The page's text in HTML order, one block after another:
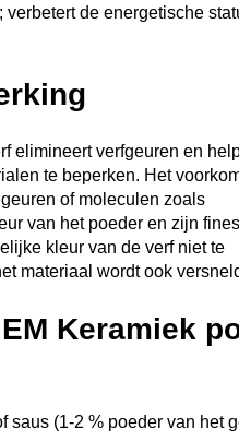
verbetert de energetische
elimineert verfgeuren en
te beperken. Het
of moleculen zoals
van het poeder en zijn
kleur van de verf niet te
materiaal wordt ook
Keramiek
saus (1-2 % poeder van het